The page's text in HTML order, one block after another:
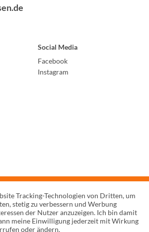
Social Media
Facebook
Instagram
Tracking-Technologien von Dritten, um
stetig zu verbessern und Werbung
der Nutzer anzuzeigen. Ich bin damit
meine Einwilligung jederzeit mit Wirkung
oder ändern.